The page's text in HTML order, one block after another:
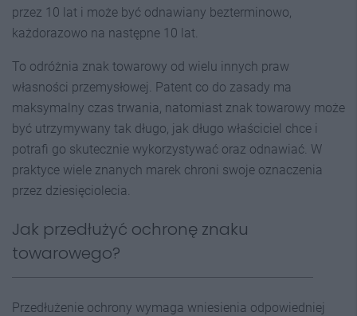
przez 10 lat i może być odnawiany bezterminowo,
każdorazowo na następne 10 lat.
To odróżnia znak towarowy od wielu innych praw
własności przemysłowej. Patent co do zasady ma
maksymalny czas trwania, natomiast znak towarowy może
być utrzymywany tak długo, jak długo właściciel chce i
potrafi go skutecznie wykorzystywać oraz odnawiać. W
praktyce wiele znanych marek chroni swoje oznaczenia
przez dziesięciolecia.
Jak przedłużyć ochronę znaku
towarowego?
Przedłużenie ochrony wymaga wniesienia odpowiedniej